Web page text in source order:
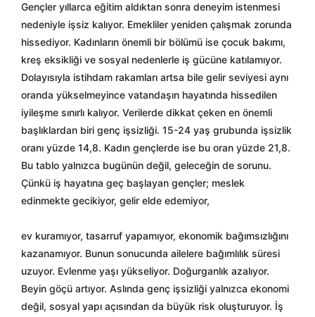
Gençler yıllarca eğitim aldıktan sonra deneyim istenmesi
nedeniyle işsiz kalıyor. Emekliler yeniden çalışmak zorunda
hissediyor. Kadınların önemli bir bölümü ise çocuk bakımı,
kreş eksikliği ve sosyal nedenlerle iş gücüne katılamıyor.
Dolayısıyla istihdam rakamları artsa bile gelir seviyesi aynı
oranda yükselmeyince vatandaşın hayatında hissedilen
iyileşme sınırlı kalıyor. Verilerde dikkat çeken en önemli
başlıklardan biri genç işsizliği. 15-24 yaş grubunda işsizlik
oranı yüzde 14,8. Kadın gençlerde ise bu oran yüzde 21,8.
Bu tablo yalnızca bugünün değil, geleceğin de sorunu.
Çünkü iş hayatına geç başlayan gençler; meslek
edinmekte gecikiyor, gelir elde edemiyor,
ev kuramıyor, tasarruf yapamıyor, ekonomik bağımsızlığını
kazanamıyor. Bunun sonucunda ailelere bağımlılık süresi
uzuyor. Evlenme yaşı yükseliyor. Doğurganlık azalıyor.
Beyin göçü artıyor. Aslında genç işsizliği yalnızca ekonomi
değil, sosyal yapı açısından da büyük risk oluşturuyor. İş